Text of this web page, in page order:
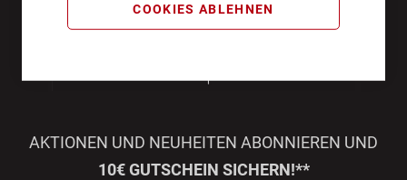
COOKIES ABLEHNEN
AKTIONEN UND NEUHEITEN ABONNIEREN UND
10€ GUTSCHEIN SICHERN!**